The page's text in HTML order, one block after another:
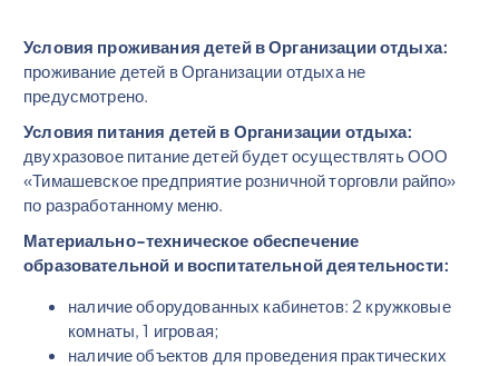
Условия проживания детей в Организации отдыха:
проживание детей в Организации отдыха не
предусмотрено.
Условия питания детей в Организации отдыха:
двухразовое питание детей будет осуществлять ООО
«Тимашевское предприятие розничной торговли райпо»
по разработанному меню.
Материально-техническое обеспечение
образовательной и воспитательной деятельности:
наличие оборудованных кабинетов: 2 кружковые
комнаты, 1 игровая;
наличие объектов для проведения практических